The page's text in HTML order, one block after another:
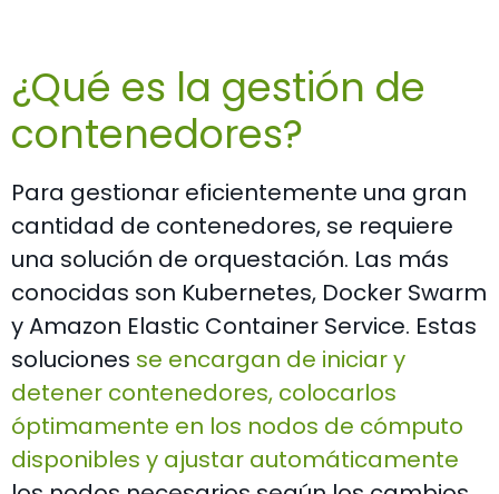
¿Qué es la gestión de
contenedores?
Para gestionar eficientemente una gran
cantidad de contenedores, se requiere
una solución de orquestación. Las más
conocidas son Kubernetes, Docker Swarm
y Amazon Elastic Container Service. Estas
soluciones se encargan de iniciar y
detener contenedores, colocarlos
óptimamente en los nodos de cómputo
disponibles y ajustar automáticamente